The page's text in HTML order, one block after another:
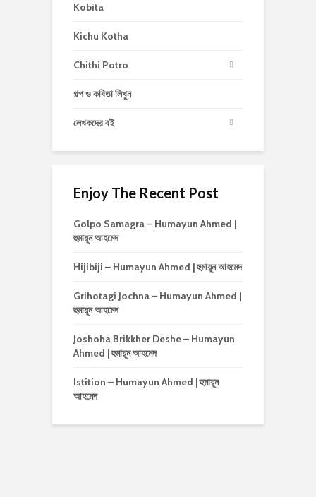
Kobita
Kichu Kotha
Chithi Potro
গল্প ও কবিতা লিখুন
লেখকদের বই
Enjoy The Recent Post
Golpo Samagra – Humayun Ahmed |
হুমায়ূন আহমেদ
Hijibiji – Humayun Ahmed | হুমায়ূন আহমেদ
Grihotagi Jochna – Humayun Ahmed |
হুমায়ূন আহমেদ
Joshoha Brikkher Deshe – Humayun
Ahmed | হুমায়ূন আহমেদ
Istition – Humayun Ahmed | হুমায়ূন
আহমেদ